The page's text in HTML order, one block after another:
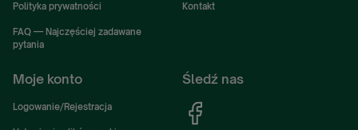
Polityka prywatności
FAQ — Najczęściej zadawane
pytania
Kontakt
Moje konto
Logowanie/Rejestracja
Śledź nas